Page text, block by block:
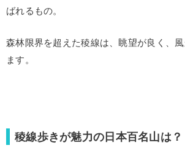
ばれるもの。
森林限界を超えた稜線は、眺望が良く、
ます。
稜線歩きが魅力の日本百名山は？